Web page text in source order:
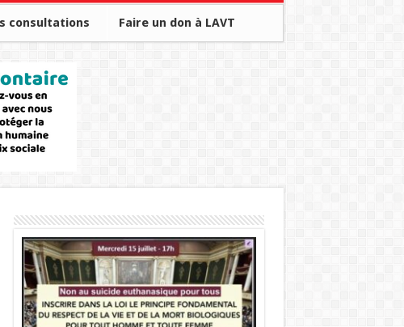
consultations Faire un don à LAVT